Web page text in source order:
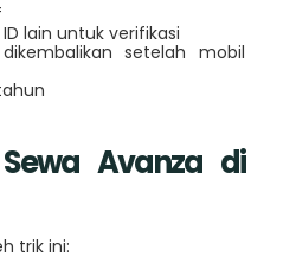
lain untuk verifikasi
setelah mobil
Avanza di
trik ini: